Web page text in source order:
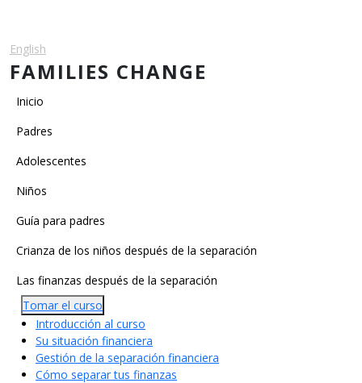
English
FAMILIES CHANGE
Main navigation
Inicio
Padres
Adolescentes
Niños
Main Categories
Guía para padres
Crianza de los niños después de la separación
Las finanzas después de la separación
Tomar el curso
Introducción al curso
Su situación financiera
Gestión de la separación financiera
Cómo separar tus finanzas